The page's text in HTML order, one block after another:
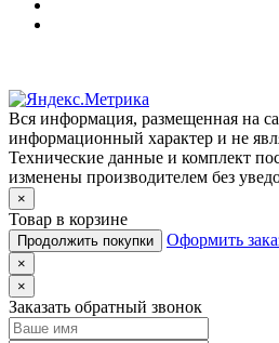
Вся информация, размещенная на
информационный характер и не
Технические данные и комплект
изменены производителем без
×
Товар в корзине
Продолжить покупки Оформить
×
×
Заказать обратный звонок